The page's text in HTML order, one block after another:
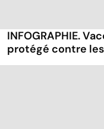
INFOGRAPHIE.
protégé contre